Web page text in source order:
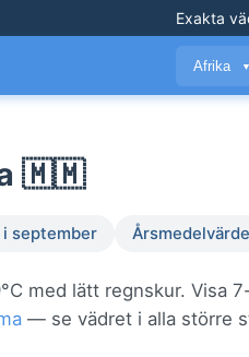
Exakta
Afrika ▼
🇲🇲
i september
med lätt regnskur. Visa
— se vädret i alla större